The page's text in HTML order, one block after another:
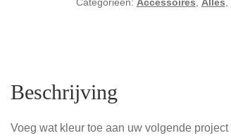
Categorieën: Accessoires, Alles,
Beschrijving
Voeg wat kleur toe aan uw volgende